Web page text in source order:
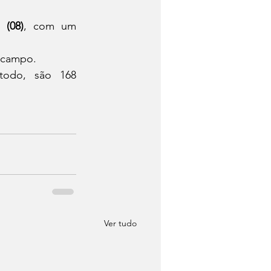
, com um
são 168
Ver tudo